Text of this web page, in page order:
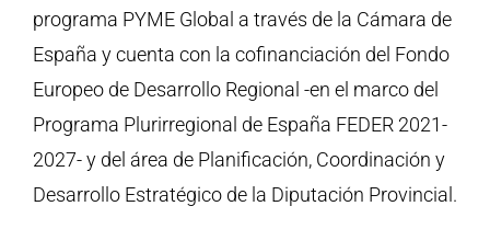
programa PYME Global a través de la Cámara de
España y cuenta con la cofinanciación del Fondo
Europeo de Desarrollo Regional -en el marco del
Programa Plurirregional de España FEDER 2021-
2027- y del área de Planificación, Coordinación y
Desarrollo Estratégico de la Diputación Provincial.